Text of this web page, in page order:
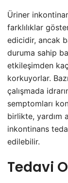
Üriner
farklılıklar
edicidir, ancak
duruma sahip
etkileşimden
korkuyorlar.
çalışmada
semptomları
birlikte, yardım
inkontinans
edilebilir.
Tedavi